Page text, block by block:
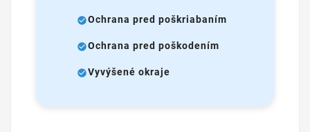
Ochrana pred poškriabaním
Ochrana pred poškodením
Vyvýšené okraje